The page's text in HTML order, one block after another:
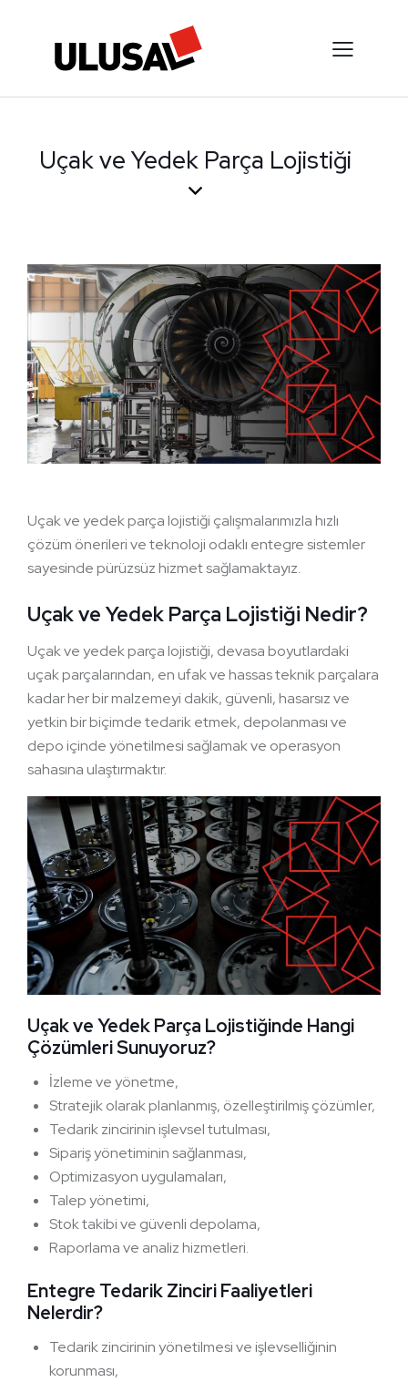
Uçak ve Yedek Parça Lojistiği
Uçak ve yedek parça lojistiği çalışmalarımızla hızlı
çözüm önerileri ve teknoloji odaklı entegre sistemler
sayesinde pürüzsüz hizmet sağlamaktayız.
Uçak ve Yedek Parça Lojistiği Nedir?
Uçak ve yedek parça lojistiği, devasa boyutlardaki
uçak parçalarından, en ufak ve hassas teknik parçalara
kadar her bir malzemeyi dakik, güvenli, hasarsız ve
yetkin bir biçimde tedarik etmek, depolanması ve
depo içinde yönetilmesi sağlamak ve operasyon
sahasına ulaştırmaktır.
Uçak ve Yedek Parça Lojistiğinde Hangi
Çözümleri Sunuyoruz?
İzleme ve yönetme,
Stratejik olarak planlanmış, özelleştirilmiş çözümler,
Tedarik zincirinin işlevsel tutulması,
Sipariş yönetiminin sağlanması,
Optimizasyon uygulamaları,
Talep yönetimi,
Stok takibi ve güvenli depolama,
Raporlama ve analiz hizmetleri.
Entegre Tedarik Zinciri Faaliyetleri
Nelerdir?
Tedarik zincirinin yönetilmesi ve işlevselliğinin
korunması,